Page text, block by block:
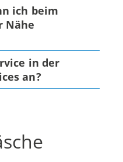
ich beim
Nähe
in der
an?